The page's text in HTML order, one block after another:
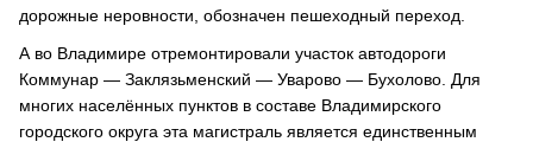
дорожные неровности, обозначен пешеходный переход.
А во Владимире отремонтировали участок автодороги
Коммунар — Заклязьменский — Уварово — Бухолово. Для
многих населённых пунктов в составе Владимирского
городского округа эта магистраль является единственным